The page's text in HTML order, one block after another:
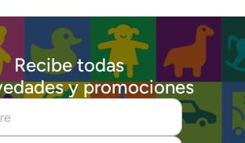
Recibe todas
y promociones